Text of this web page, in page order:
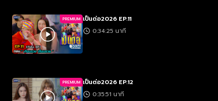
PREMIUM เป็นต่อ2026 EP.11
0:34:25 นาที
PREMIUM เป็นต่อ2026 EP.12
0:35:51 นาที